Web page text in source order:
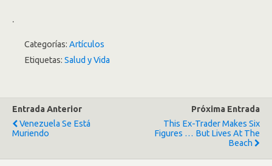
.
Categorías: Artículos
Etiquetas: Salud y Vida
Entrada Anterior
Venezuela Se Está
Muriendo
Próxima Entrada
This Ex-Trader Makes Six
Figures … But Lives At The
Beach